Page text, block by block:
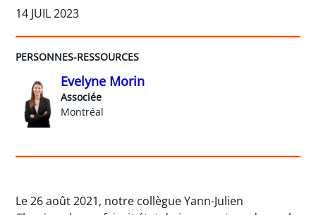
14 JUIL 2023
PERSONNES-RESSOURCES
Evelyne Morin
Associée
Montréal
Le 26 août 2021, notre collègue Yann-Julien